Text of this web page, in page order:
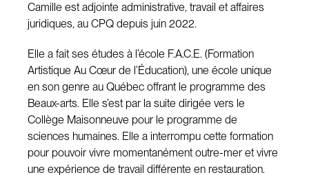
Camille est adjointe administrative, travail et affaires
juridiques, au CPQ depuis juin 2022.
Elle a fait ses études à l’école F.A.C.E. (Formation
Artistique Au Cœur de l’Éducation), une école unique
en son genre au Québec offrant le programme des
Beaux-arts. Elle s’est par la suite dirigée vers le
Collège Maisonneuve pour le programme de
sciences humaines. Elle a interrompu cette formation
pour pouvoir vivre momentanément outre-mer et vivre
une expérience de travail différente en restauration.